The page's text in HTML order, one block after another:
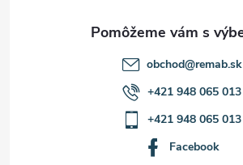
obchod@remab.sk
+421 948 065 013
+421 948 065 013
Facebook